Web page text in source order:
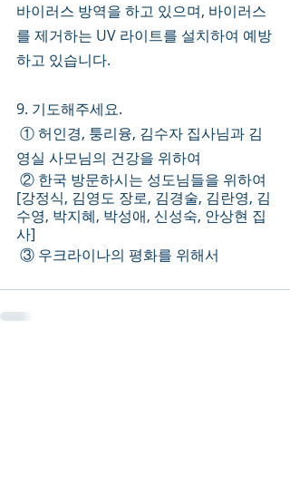
바이러스 방역을 하고 있으며, 바이러스
를 제거하는 UV 라이트를 설치하여 예방
하고 있습니다.
9. 기도해주세요.
영실 사모님의 건강을 위하여
[강정식, 김영도 장로, 김경술, 김란영, 김
수영, 박지혜, 박성애, 신성숙, 안상현 집
사]
③ 우크라이나의 평화를 위해서